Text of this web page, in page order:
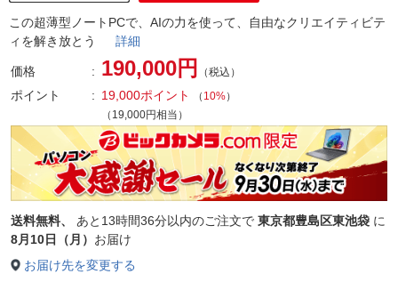
この超薄型ノートPCで、AIの力を使って、自由なクリエイティビテ
ィを解き放とう 詳細
価格 190,000円 （税込）
ポイント 19,000ポイント （ 10%）
（19,000円相当）
送料無料、 あと 13時間36分以内のご注文で 東京都豊島区東池袋 に
8月10日（月） お届け
お届け先を変更する